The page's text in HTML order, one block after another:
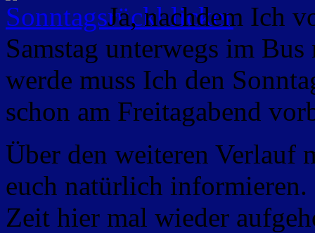
Ja, nachdem Ich
Samstag unterwegs im Bus
werde muss Ich den
schon am Freitagabend
Über den weiteren
euch natürlich
Zeit hier mal wieder